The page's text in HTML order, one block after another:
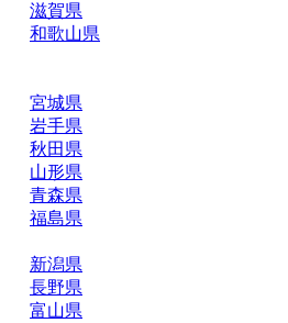
滋賀県
和歌山県
宮城県
岩手県
秋田県
山形県
青森県
福島県
新潟県
長野県
富山県